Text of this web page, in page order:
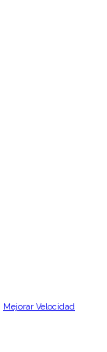
Mejorar Velocidad